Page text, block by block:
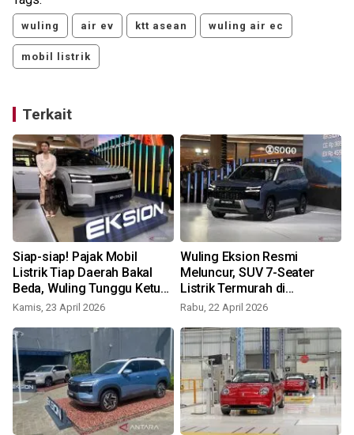
wuling air ev ktt asean wuling air ec
mobil listrik
Terkait
Siap-siap! Pajak Mobil
Listrik Tiap Daerah Bakal
Beda, Wuling Tunggu Ketuk
Palu
Kamis, 23 April 2026
Wuling Eksion Resmi
Meluncur, SUV 7-Seater
Listrik Termurah di
Kelasnya?
Rabu, 22 April 2026